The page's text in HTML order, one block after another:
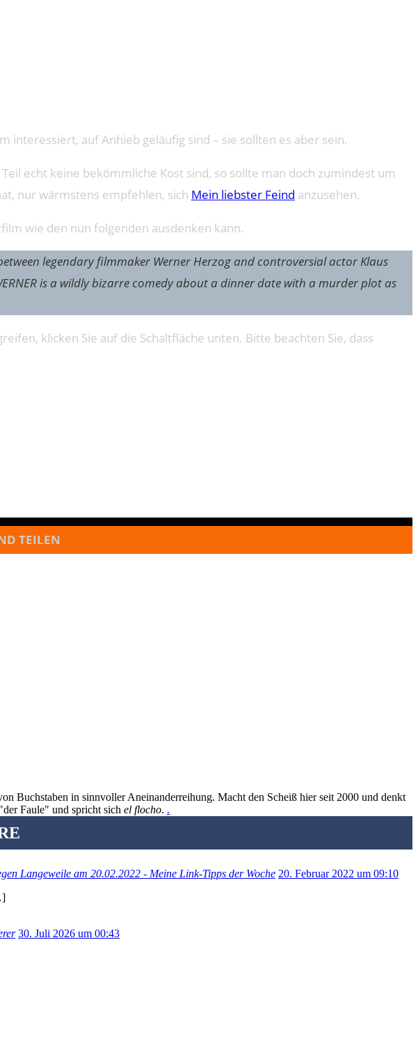
interessiert, auf Anhieb geläufig sind – sie sollten es aber sein.
echt keine bekömmliche Kost sind, so sollte man doch zumindest um
nur wärmstens empfehlen, sich Mein liebster Feind anzusehen.
wie den nun folgenden ausdenken kann.
legendary filmmaker Werner Herzog and controversial actor Klaus
is a wildly bizarre comedy about a dinner date with a murder plot as
klicken Sie auf die Schaltfläche unten. Bitte beachten Sie, dass
TEILEN
Buchstaben in sinnvoller Aneinanderreihung. Macht den Scheiß hier seit 2000 und denkt
Faule" und spricht sich el flocho. .
Langeweile am 20.02.2022 - Meine Link-Tipps der Woche 20. Februar 2022 um 09:10
30. Juli 2026 um 00:43